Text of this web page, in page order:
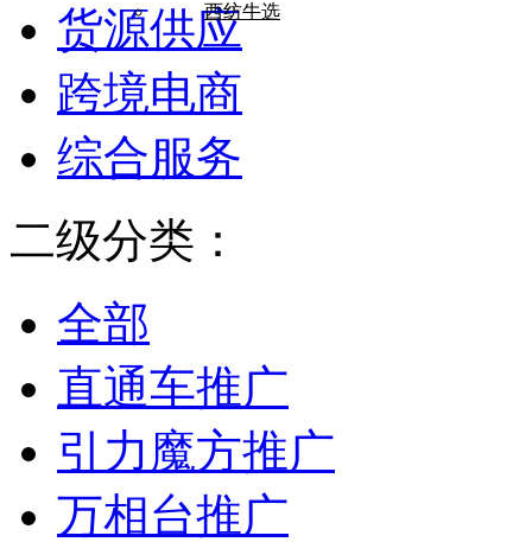
西纺牛选
货源供应
跨境电商
综合服务
二级分类：
全部
直通车推广
引力魔方推广
万相台推广